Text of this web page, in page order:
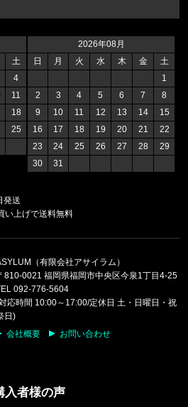
（有限会社アサイラム）
810-0021 福岡県福岡市中央区今泉1丁目4-25
092-776-5604
応時間 10:00～17:00/定休日 土・日曜日・祝
日)
会社概要
お問い合わせ
土
4
11
18
25
2026年08月
日
月 火 水 木 金
土
1
2
3 4 5 6 7
8
9
10 11 12 13 14
15
16
17 18 19 20 21
22
23
24 25 26 27 28
29
30
31
発送
い上げで送料無料
KN8011
注文ありがとうございます。
ィーセブンブランド
プ '47 MVP ホ
注文ありがとうございます。
ィーセブンブランド
注文ありがとうございます。
プ ’47 クリーンナップ モス
注文ありがとうございます。
バンクライン
F8
注文ありがとうございます。
注文ありがとうございます。
入者様の声